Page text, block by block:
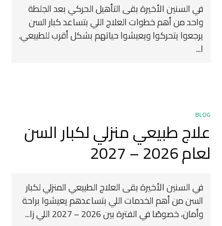
في السنين الأخيرة بقى التأهيل الحركي بعد الجلطة
واحد من أهم خطوات العلاج اللي بتساعد كبار السن
يرجعوا يتحركوا ويعيشوا حياتهم بشكل أقرب للطبيعي.
ا...
BLOG
علاج طبيعي منزلي لكبار السن
لعام 2026 – 2027
في السنين الأخيرة بقى العلاج الطبيعي المنزلي لكبار
السن من أهم الخدمات اللي بتساعدهم يعيشوا براحة
وأمان، خصوصًا في الفترة بين 2026 – 2027 اللي زا...